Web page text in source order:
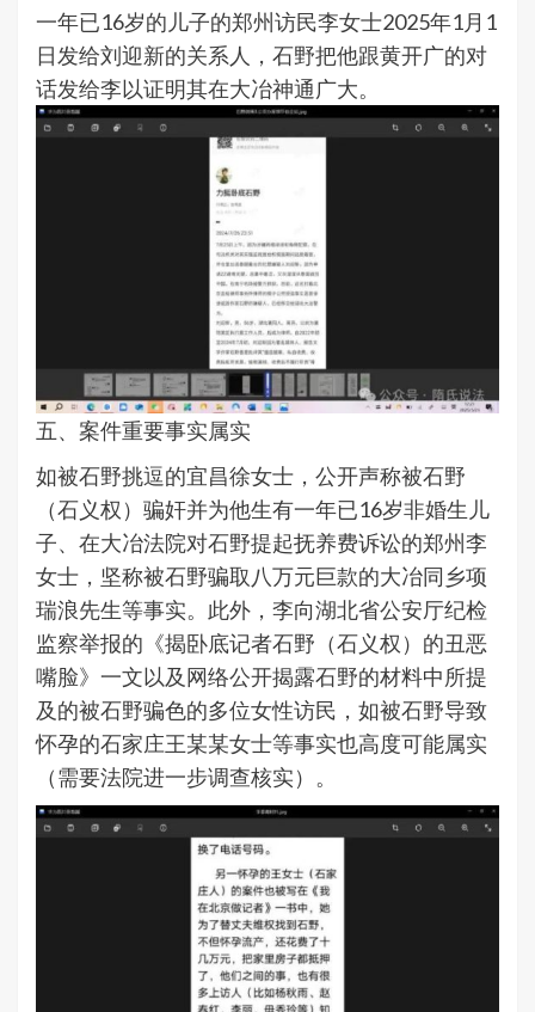
一年已16岁的儿子的郑州访民李女士2025年1月1
日发给刘迎新的关系人， 石野把他跟黄开广的对
话发给李以证明其在大冶神通广大。
五、案件重要事实属实
如被石野挑逗的宜昌徐女士，公开声称被石野
（石义权）骗奸并为他生有一年已16岁非婚生儿
子、在大冶法院对石野提起抚养费诉讼的郑州李
女士，坚称被石野骗取八万元巨款的大冶同乡项
瑞浪先生等事实。此外，李向湖北省公安厅纪检
监察举报的《揭卧底记者石野（石义权）的丑恶
嘴脸》一文以及网络公开揭露石野的材料中所提
及的被石野骗色的多位女性访民，如被石野导致
怀孕的石家庄王某某女士等事实也高度可能属实
（需要法院进一步调查核实）。